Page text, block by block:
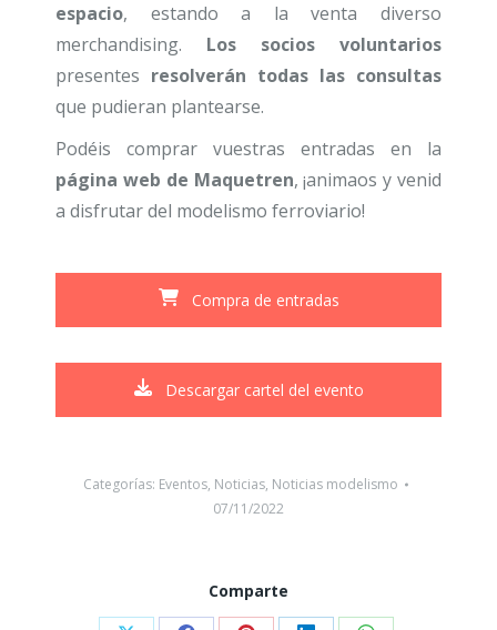
espacio, estando a la venta diverso
merchandising. Los socios voluntarios
presentes resolverán todas las consultas
que pudieran plantearse.
Podéis comprar vuestras entradas en la
página web de Maquetren, ¡animaos y venid
a disfrutar del modelismo ferroviario!
Compra de entradas
Descargar cartel del evento
Categorías: Eventos, Noticias, Noticias modelismo
07/11/2022
Comparte